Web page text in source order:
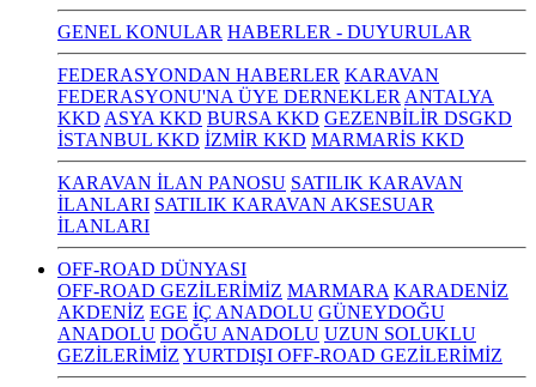
GENEL KONULAR HABERLER - DUYURULAR
FEDERASYONDAN HABERLER KARAVAN
FEDERASYONU'NA ÜYE DERNEKLER ANTALYA
KKD ASYA KKD BURSA KKD GEZENBİLİR DSGKD
İSTANBUL KKD İZMİR KKD MARMARİS KKD
KARAVAN İLAN PANOSU SATILIK KARAVAN
İLANLARI SATILIK KARAVAN AKSESUAR
İLANLARI
OFF-ROAD DÜNYASI
OFF-ROAD GEZİLERİMİZ MARMARA KARADENİZ
AKDENİZ EGE İÇ ANADOLU GÜNEYDOĞU
ANADOLU DOĞU ANADOLU UZUN SOLUKLU
GEZİLERİMİZ YURTDIŞI OFF-ROAD GEZİLERİMİZ